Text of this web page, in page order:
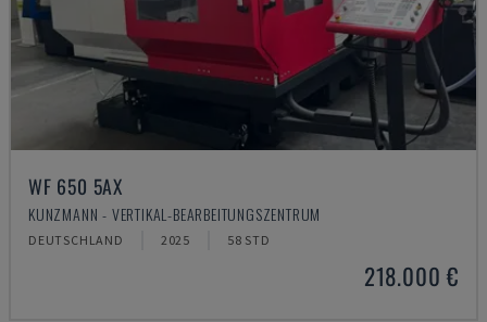
WF 650 5AX
KUNZMANN - VERTIKAL-BEARBEITUNGSZENTRUM
DEUTSCHLAND 2025 58 STD
218.000 €